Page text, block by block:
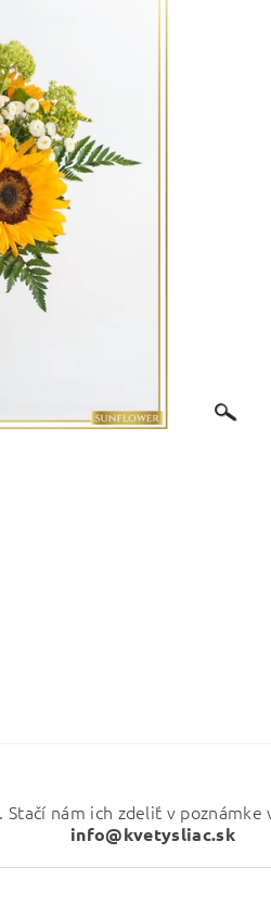
nám ich zdeliť v
info@kvetysliac.sk